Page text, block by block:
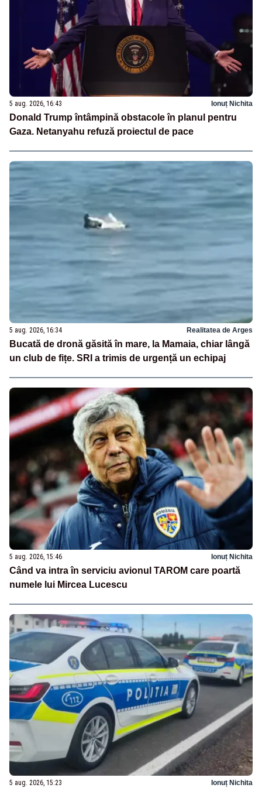
5 aug. 2026, 16:43 Ionuț Nichita
Donald Trump întâmpină obstacole în planul pentru
Gaza. Netanyahu refuză proiectul de pace
5 aug. 2026, 16:34 Realitatea de Arges
Bucată de dronă găsită în mare, la Mamaia, chiar lângă
un club de fițe. SRI a trimis de urgență un echipaj
5 aug. 2026, 15:46 Ionuț Nichita
Când va intra în serviciu avionul TAROM care poartă
numele lui Mircea Lucescu
5 aug. 2026, 15:23 Ionuț Nichita